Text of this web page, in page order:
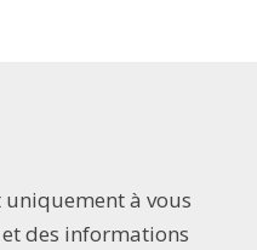
à vous
des informations